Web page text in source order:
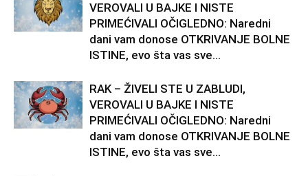
VEROVALI U BAJKE I NISTE
PRIMEĆIVALI OČIGLEDNO: Naredni
dani vam donose OTKRIVANJE BOLNE
ISTINE, evo šta vas sve...
RAK – ŽIVELI STE U ZABLUDI,
VEROVALI U BAJKE I NISTE
PRIMEĆIVALI OČIGLEDNO: Naredni
dani vam donose OTKRIVANJE BOLNE
ISTINE, evo šta vas sve...